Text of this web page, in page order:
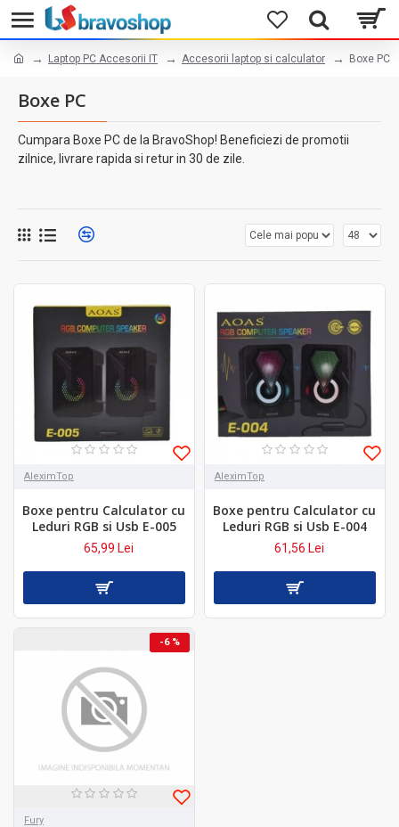
Laptop PC Accesorii IT Accesorii laptop si calculator Boxe PC
Boxe PC
Cumpara Boxe PC de la BravoShop! Beneficiezi de promotii
zilnice, livrare rapida si retur in 30 de zile.
AleximTop
Boxe pentru Calculator cu
Leduri RGB si Usb E-005
65,99 Lei
AleximTop
Boxe pentru Calculator cu
Leduri RGB si Usb E-004
61,56 Lei
-6 %
Fury